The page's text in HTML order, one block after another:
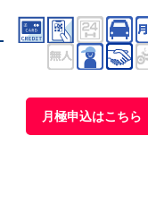
月極申込はこちら